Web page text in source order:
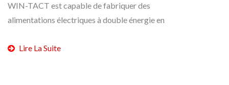
WIN-TACT est capable de fabriquer des
alimentations électriques à double énergie en
collaboration avec...
Lire La Suite